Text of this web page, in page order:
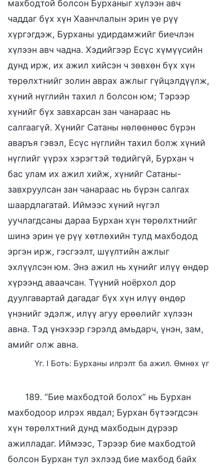
махбодтой болсон Бурханыг хүлээн авч
чаддаг бүх хүн Хаанчлалын эрин үе рүү
хүргэгдэж, Бурханы удирдамжийг биечлэн
хүлээн авч чадна. Хэдийгээр Есүс хүмүүсийн
дунд ирж, их ажил хийсэн ч зөвхөн бүх хүн
төрөлхтнийг золин аврах ажлыг гүйцэлдүүлж,
хүний нүглийн тахил л болсон юм; Тэрээр
хүнийг бүх завхарсан зан чанараас нь
салгаагүй. Хүнийг Сатаны нөлөөнөөс бүрэн
аваръя гэвэл, Есүс нүглийн тахил болж хүний
нүглийг үүрэх хэрэгтэй төдийгүй, Бурхан ч
бас улам их ажил хийж, хүнийг Сатаны-
завхруулсан зан чанараас нь бүрэн салгах
шаардлагатай. Иймээс хүний нүгэл
уучлагдсаны дараа Бурхан хүн төрөлхтнийг
шинэ эрин үе рүү хөтлөхийн тулд махбодод
эргэн ирж, гэсгээлт, шүүлтийн ажлыг
эхлүүлсэн юм. Энэ ажил нь хүнийг илүү өндөр
хүрээнд аваачсан. Түүний ноёрхол дор
дуулгавартай дагадаг бүх хүн илүү өндөр
үнэнийг эдэлж, илүү агуу ерөөлийг хүлээн
авна. Тэд үнэхээр гэрэлд амьдарч, үнэн, зам,
амийг олж авна.
Үг. I Боть: Бурханы илрэлт ба ажил. Өмнөх үг
189. “Бие махбодтой болох” нь Бурхан
махбодоор илрэх явдал; Бурхан бүтээгдсэн
хүн төрөлхтний дунд махбодын дүрээр
ажилладаг. Иймээс, Тэрээр бие махбодтой
болсон Бурхан тул эхлээд бие махбод байх